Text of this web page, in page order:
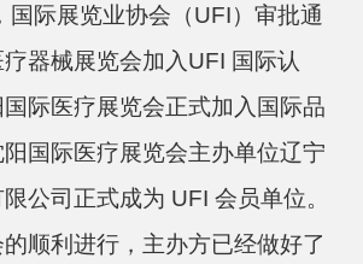
国际展览业协会（UFI）审批通
器械展览会加入UFI 国际认
际医疗展览会正式加入国际品
国际医疗展览会主办单位辽宁
公司正式成为 UFI 会员单位。
顺利进行，主办方已经做好了